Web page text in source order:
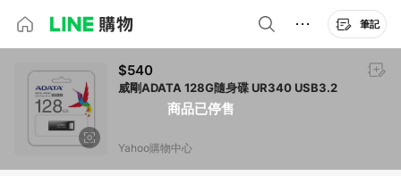
筆記
商品已停售
$540
威剛ADATA 128G隨身碟 UR340 USB3.2
Yahoo購物中心